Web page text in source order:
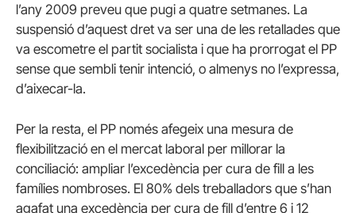
l’any 2009 preveu que pugi a quatre setmanes. La
suspensió d’aquest dret va ser una de les retallades que
va escometre el partit socialista i que ha prorrogat el PP
sense que sembli tenir intenció, o almenys no l’expressa,
d’aixecar-la.
Per la resta, el PP només afegeix una mesura de
flexibilització en el mercat laboral per millorar la
conciliació: ampliar l’excedència per cura de fill a les
famílies nombroses. El 80% dels treballadors que s’han
agafat una excedència per cura de fill d’entre 6 i 12